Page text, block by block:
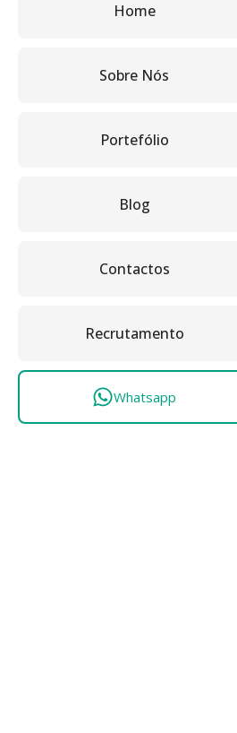
Home
Sobre Nós
Portefólio
Blog
Contactos
Recrutamento
Whatsapp